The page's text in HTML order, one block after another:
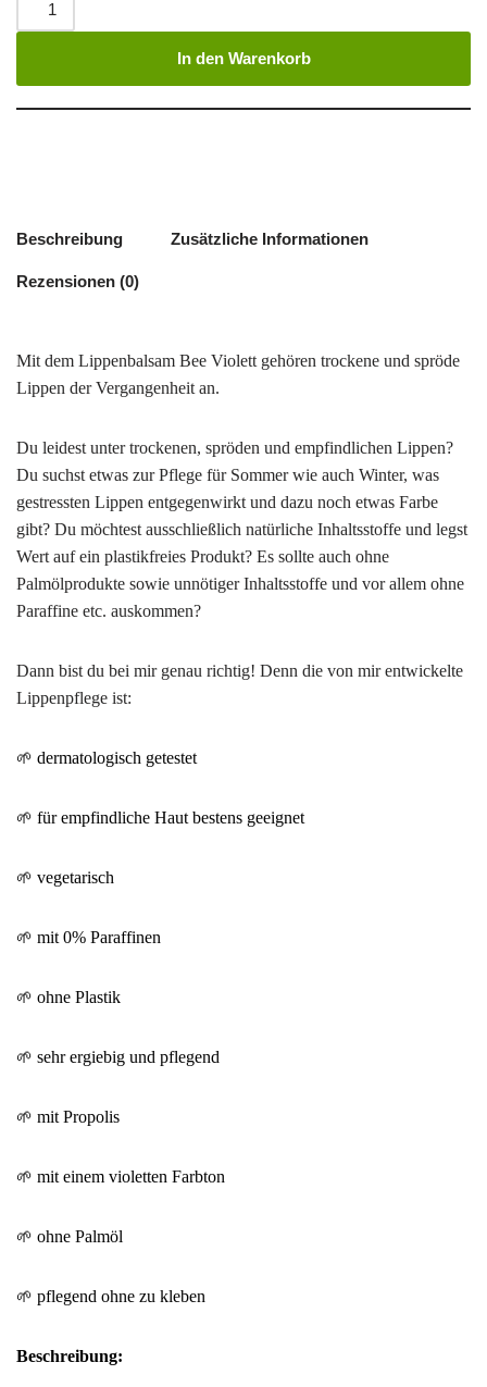
In den Warenkorb
Beschreibung Zusätzliche Informationen
Rezensionen (0)
Mit dem Lippenbalsam Bee Violett gehören trockene und spröde
Lippen der Vergangenheit an.
Du leidest unter trockenen, spröden und empfindlichen Lippen?
Du suchst etwas zur Pflege für Sommer wie auch Winter, was
gestressten Lippen entgegenwirkt und dazu noch etwas Farbe
gibt? Du möchtest ausschließlich natürliche Inhaltsstoffe und legst
Wert auf ein plastikfreies Produkt? Es sollte auch ohne
Palmölprodukte sowie unnötiger Inhaltsstoffe und vor allem ohne
Paraffine etc. auskommen?
Dann bist du bei mir genau richtig! Denn die von mir entwickelte
Lippenpflege ist:
🌱 dermatologisch getestet
🌱 für empfindliche Haut bestens geeignet
🌱 vegetarisch
🌱 mit 0% Paraffinen
🌱 ohne Plastik
🌱 sehr ergiebig und pflegend
🌱 mit Propolis
🌱 mit einem violetten Farbton
🌱 ohne Palmöl
🌱 pflegend ohne zu kleben
Beschreibung: